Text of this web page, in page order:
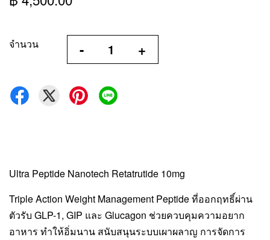
จำนวน - +
Ultra Peptide Nanotech Retatrutide 10mg
Triple Action Weight Management Peptide ที่ออกฤทธิ์ผ่าน
ตัวรับ GLP-1, GIP และ Glucagon ช่วยควบคุมความอยาก
อาหาร ทำให้อิ่มนาน สนับสนุนระบบเผาผลาญ การจัดการ